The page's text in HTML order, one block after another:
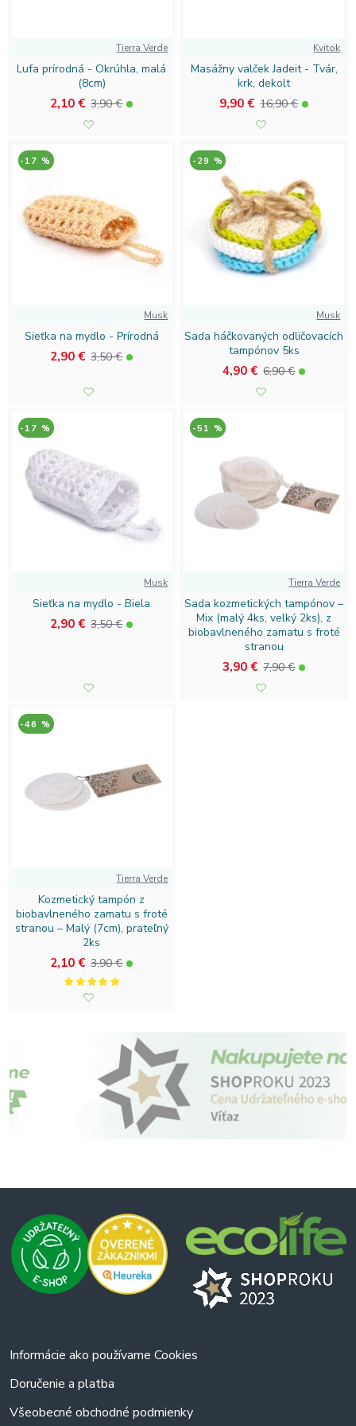
ponuku a nájdite ten správny produkt pre seba. Vyberte si
ekologicky, buďte trendy a myslite na našu planétu –
kliknite a objavujte svet eko kozmetických doplnkov
Tierra Verde
Lufa prírodná - Okrúhla, malá
(8cm)
2,10 € 3,90 €
Kvitok
Masážny valček Jadeit - Tvár,
krk, dekolt
9,90 € 16,90 €
-17 %
Musk
Sieťka na mydlo - Prírodná
2,90 € 3,50 €
-29 %
Musk
Sada háčkovaných odličovacích
tampónov 5ks
4,90 € 6,90 €
-17 %
Musk
Sieťka na mydlo - Biela
2,90 € 3,50 €
-51 %
Tierra Verde
Sada kozmetických tampónov –
Mix (malý 4ks, velký 2ks), z
biobavlneného zamatu s froté
stranou
3,90 € 7,90 €
-46 %
Tierra Verde
Kozmetický tampón z
biobavlneného zamatu s froté
stranou – Malý (7cm), prateľný
2ks
2,10 € 3,90 €
Informácie ako používame Cookies
Doručenie a platba
Všeobecné obchodné podmienky